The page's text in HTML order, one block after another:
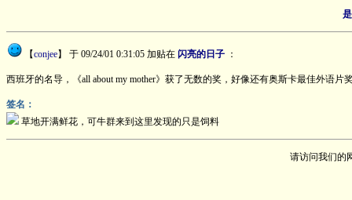
【conjee】 于 09/24/01 0:31:05 加贴在 闪亮的日子 ：
西班牙的名导，《all about my mother》获了无数的奖，好像还有奥斯卡最佳外语
签名：
草地开满鲜花，可牛群来到这里发现的只是饲料
请访问我们的